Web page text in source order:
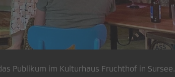
Publikum im Kulturhaus Fruchthof in Sursee.